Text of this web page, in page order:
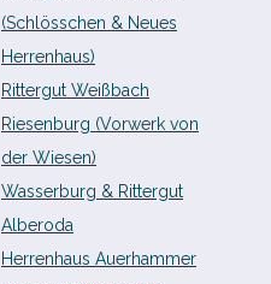
(Schlösschen & Neues
Herrenhaus)
Rittergut Weißbach
Riesenburg (Vorwerk von
der Wiesen)
Wasserburg & Rittergut
Alberoda
Herrenhaus Auerhammer